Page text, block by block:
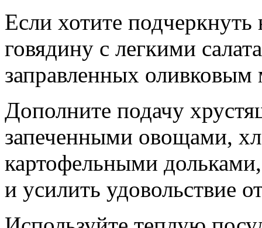
Если хотите
говядину с легкими
заправленных
Дополните подачу
запеченными овощами,
картофельными дольками,
и усилить удовольствие